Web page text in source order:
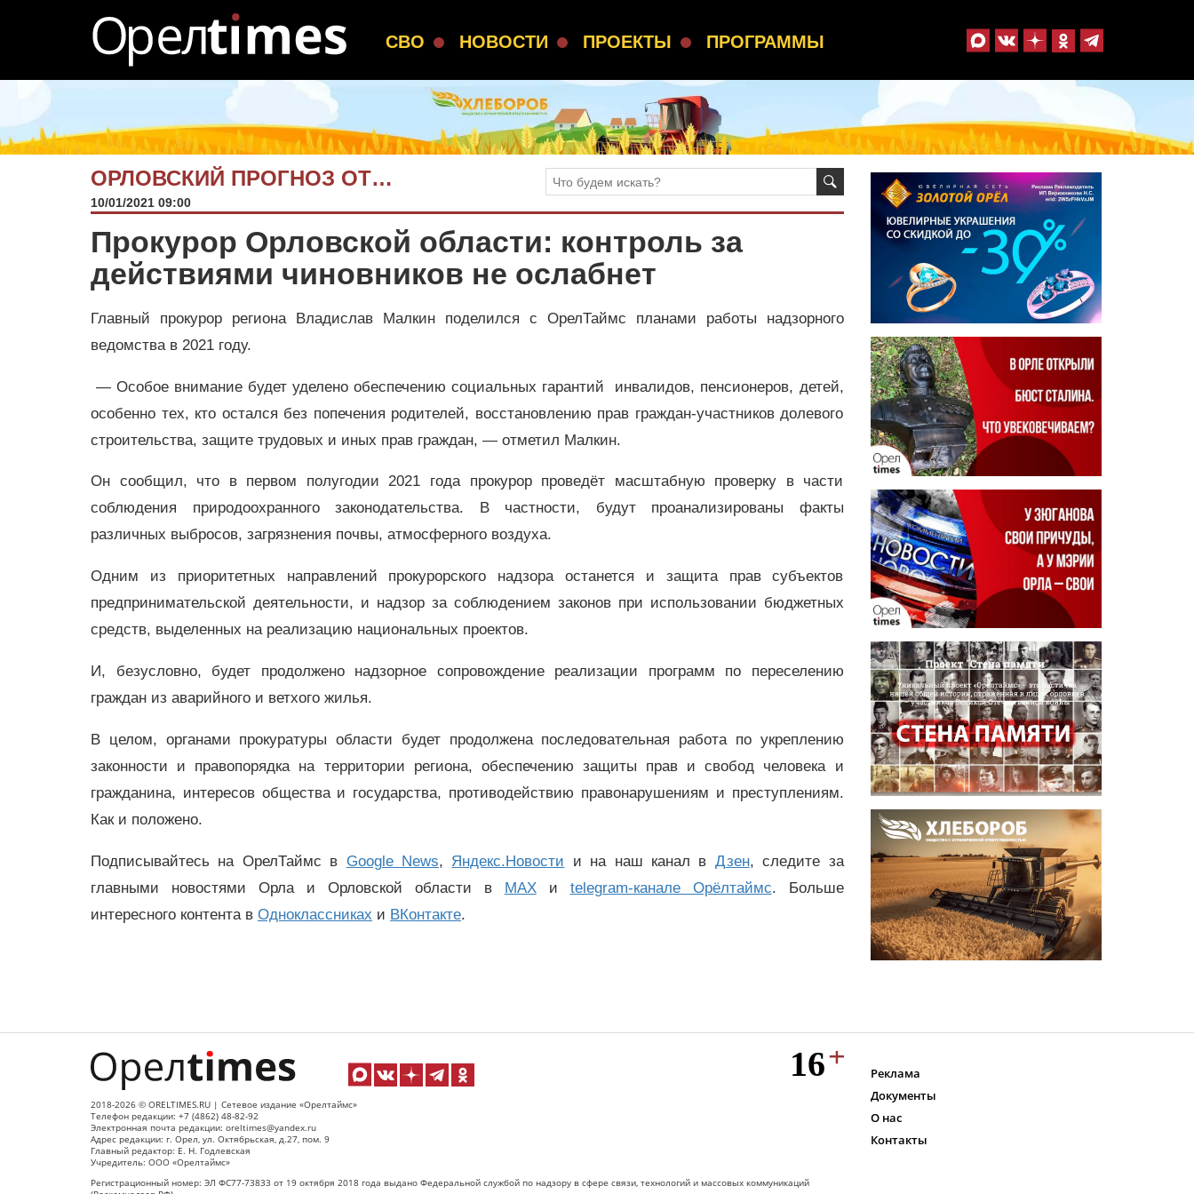
СВО НОВОСТИ ПРОЕКТЫ ПРОГРАММЫ
ОРЛОВСКИЙ ПРОГНОЗ ОТ…
10/01/2021 09:00
Прокурор Орловской области: контроль за
действиями чиновников не ослабнет
Главный прокурор региона Владислав Малкин поделился с ОрелТаймс планами работы надзорного
ведомства в 2021 году.
— Особое внимание будет уделено обеспечению социальных гарантий инвалидов, пенсионеров, детей,
особенно тех, кто остался без попечения родителей, восстановлению прав граждан-участников долевого
строительства, защите трудовых и иных прав граждан, — отметил Малкин.
Он сообщил, что в первом полугодии 2021 года прокурор проведёт масштабную проверку в части
соблюдения природоохранного законодательства. В частности, будут проанализированы факты
различных выбросов, загрязнения почвы, атмосферного воздуха.
Одним из приоритетных направлений прокурорского надзора останется и защита прав субъектов
предпринимательской деятельности, и надзор за соблюдением законов при использовании бюджетных
средств, выделенных на реализацию национальных проектов.
И, безусловно, будет продолжено надзорное сопровождение реализации программ по переселению
граждан из аварийного и ветхого жилья.
В целом, органами прокуратуры области будет продолжена последовательная работа по укреплению
законности и правопорядка на территории региона, обеспечению защиты прав и свобод человека и
гражданина, интересов общества и государства, противодействию правонарушениям и преступлениям.
Как и положено.
Подписывайтесь на ОрелТаймс в Google News, Яндекс.Новости и на наш канал в Дзен, следите за
главными новостями Орла и Орловской области в MAXи telegram-канале Орёлтаймс. Больше
интересного контента в Одноклассниках и ВКонтакте.
2018-2026 © ORELTIMES.RU | Сетевое издание «Орелтаймс»
Телефон редакции: +7 (4862) 48-82-92
Электронная почта редакции: oreltimes@yandex.ru
Адрес редакции: г. Орел, ул. Октябрьская, д.27, пом. 9
Главный редактор: Е. Н. Годлевская
Учредитель: ООО «Орелтаймс»
Регистрационный номер: ЭЛ ФС77-73833 от 19 октября 2018 года выдано Федеральной службой по надзору в сфере связи, технологий и массовых коммуникаций
Реклама
Документы
О нас
Контакты